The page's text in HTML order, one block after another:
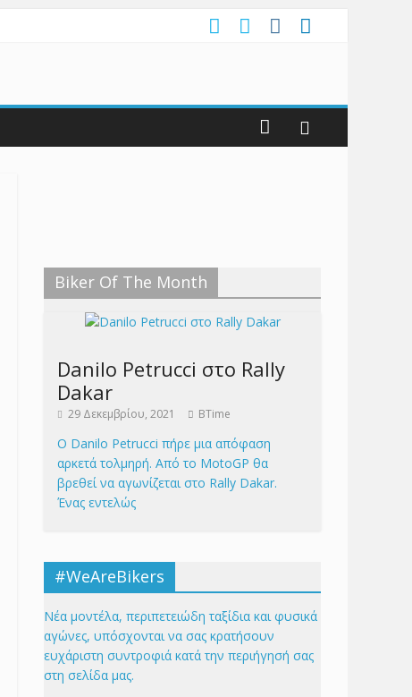
Biker Of The Month
Danilo Petrucci στο Rally
Dakar
29 Δεκεμβρίου, 2021 BTime
Ο Danilo Petrucci πήρε μια απόφαση
αρκετά τολμηρή. Από το MotoGP θα
βρεθεί να αγωνίζεται στο Rally Dakar.
Ένας εντελώς
#WeAreBikers
Νέα μοντέλα, περιπετειώδη ταξίδια και φυσικά
αγώνες, υπόσχονται να σας κρατήσουν
ευχάριστη συντροφιά κατά την περιήγησή σας
στη σελίδα μας.